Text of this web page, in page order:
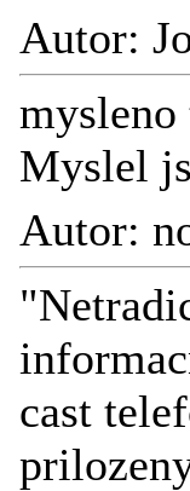
Autor:
Myslel
Autor:
cast